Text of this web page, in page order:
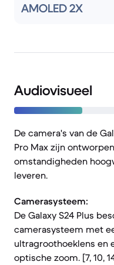
AMOLED 2X
Audiovisueel
De camera's van de
Pro Max zijn
omstandigheden
leveren.
Camerasysteem:
De Galaxy S24 Plus
camerasysteem met
ultragroothoeklens en
optische zoom. [7, 10,